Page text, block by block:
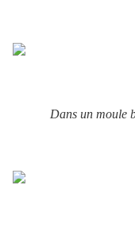
Dans un moule